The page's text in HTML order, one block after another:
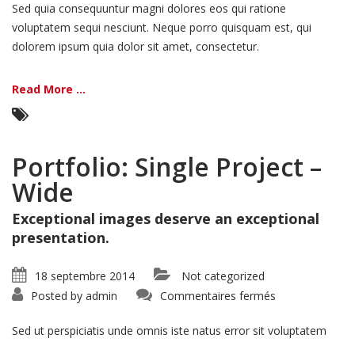
Sed quia consequuntur magni dolores eos qui ratione
voluptatem sequi nesciunt. Neque porro quisquam est, qui
dolorem ipsum quia dolor sit amet, consectetur.
Read More ...
Portfolio: Single Project –
Wide
Exceptional images deserve an exceptional
presentation.
18 septembre 2014
Not categorized
Posted by admin Commentaires fermés
Project
–
Sed ut perspiciatis unde omnis iste natus error sit voluptatem